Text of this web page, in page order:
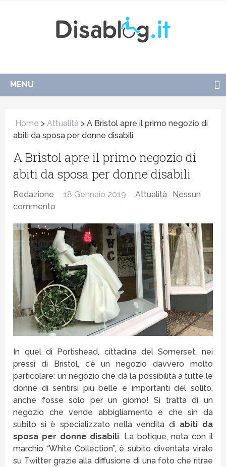
MENU
Home >Attualità >A Bristol apre il primo negozio di
abiti da sposa per donne disabili
A Bristol apre il primo negozio di
abiti da sposa per donne disabili
Redazione 18 Gennaio 2019 Attualità
Nessun
commento
In quel di Portishead, cittadina del Somerset, nei
pressi di Bristol, c’è un negozio davvero molto
particolare: un negozio che dà la possibilità a tutte le
donne di sentirsi più belle e importanti del solito,
anche fosse solo per un giorno! Si tratta di un
negozio che vende abbigliamento e che sin da
subito si è specializzato nella vendita di abiti da
sposa per donne disabili. La botique, nota con il
marchio “White Collection”, è subito diventata virale
su Twitter grazie alla diffusione di una foto che ritrae